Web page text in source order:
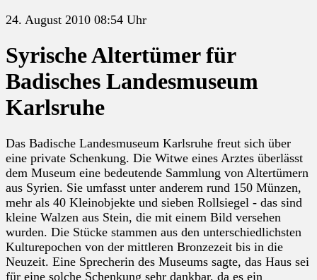
24. August 2010 08:54 Uhr
Syrische Altertümer für
Badisches Landesmuseum
Karlsruhe
Das Badische Landesmuseum Karlsruhe freut sich über
eine private Schenkung. Die Witwe eines Arztes überlässt
dem Museum eine bedeutende Sammlung von Altertümern
aus Syrien. Sie umfasst unter anderem rund 150 Münzen,
mehr als 40 Kleinobjekte und sieben Rollsiegel - das sind
kleine Walzen aus Stein, die mit einem Bild versehen
wurden. Die Stücke stammen aus den unterschiedlichsten
Kulturepochen von der mittleren Bronzezeit bis in die
Neuzeit. Eine Sprecherin des Museums sagte, das Haus sei
für eine solche Schenkung sehr dankbar, da es ein